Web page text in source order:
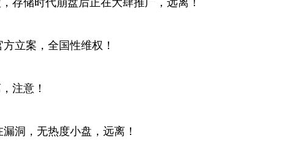
方立案，全国性维权！
注意！
洞，无热度小盘，远离！